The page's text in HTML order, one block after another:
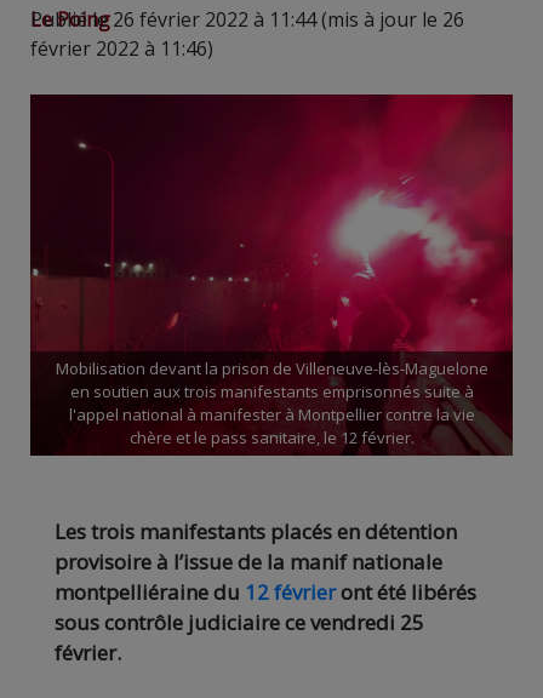
Le Poing
Publié le 26 février 2022 à 11:44 (mis à jour le 26
février 2022 à 11:46)
Mobilisation devant la prison de Villeneuve-lès-Maguelone
en soutien aux trois manifestants emprisonnés suite à
l'appel national à manifester à Montpellier contre la vie
chère et le pass sanitaire, le 12 février.
Les trois manifestants placés en détention
provisoire à l’issue de la manif nationale
montpelliéraine du 12 févrieront été libérés
sous contrôle judiciaire ce vendredi 25
février.